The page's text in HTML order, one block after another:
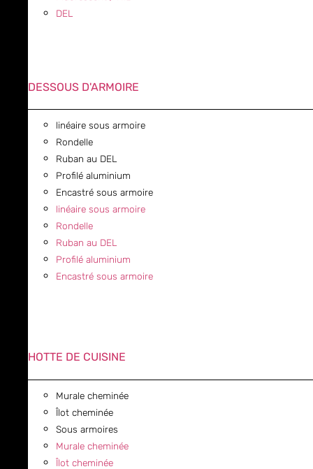
DEL
DESSOUS D'ARMOIRE
linéaire sous armoire
Rondelle
Ruban au DEL
Profilé aluminium
Encastré sous armoire
linéaire sous armoire
Rondelle
Ruban au DEL
Profilé aluminium
Encastré sous armoire
HOTTE DE CUISINE
Murale cheminée
Îlot cheminée
Sous armoires
Murale cheminée
Îlot cheminée